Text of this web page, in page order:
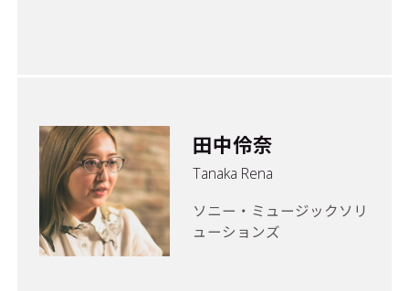
田中伶奈
Tanaka Rena
ソニー・ミュージックソリ
ューションズ